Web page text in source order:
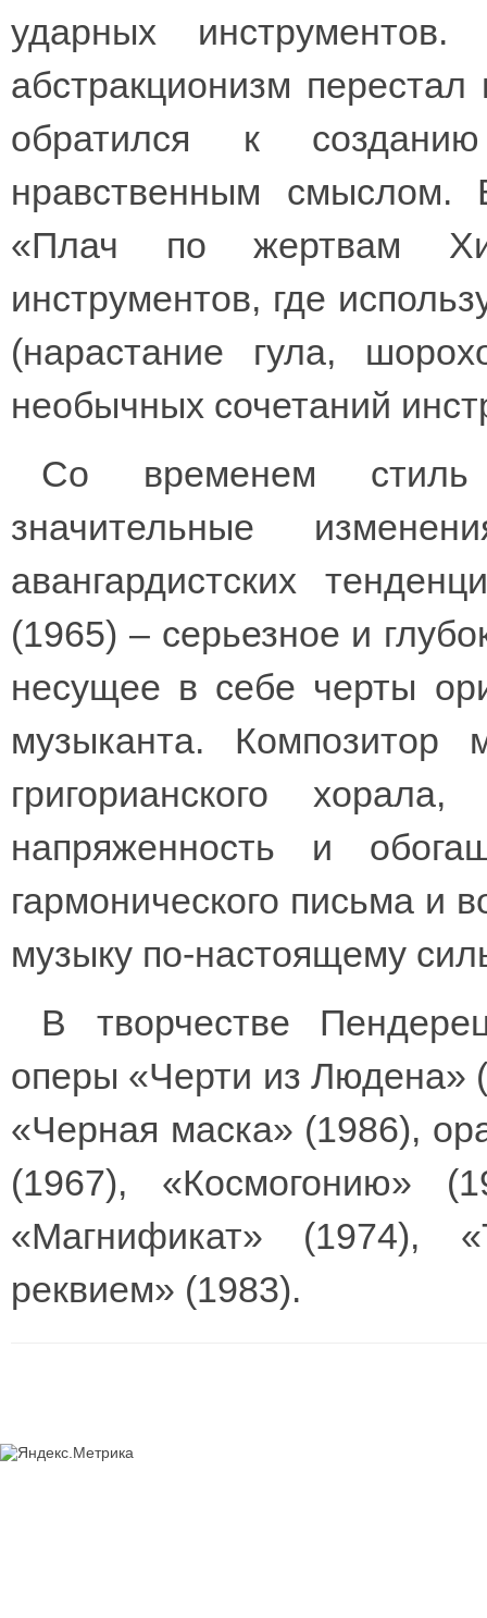
ударных
абстракционизм
обратился к
нравственным
«Плач по жертвам
инструментов, где
(нарастание гула,
необычных сочетаний
Со временем стиль
значительные
авангардистских
(1965) – серьезное и
несущее в себе черты
музыканта. Композитор
григорианского
напряженность и
гармонического письма и
музыку по-настоящему
В творчестве
оперы «Черти из Людена»
«Черная маска» (1986),
(1967), «Космогонию»
«Магнификат» (1974),
реквием» (1983).